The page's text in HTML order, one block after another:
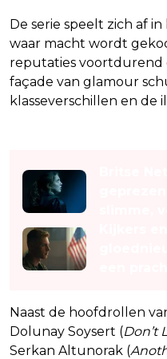
De serie speelt zich af
waar macht wordt
reputaties voortdurend
façade van glamour
klasseverschillen en de
Naast de hoofdrollen
Dolunay Soysert (Don’t
Serkan Altunorak (